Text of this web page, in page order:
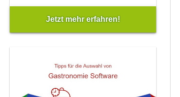
Jetzt mehr erfahren!